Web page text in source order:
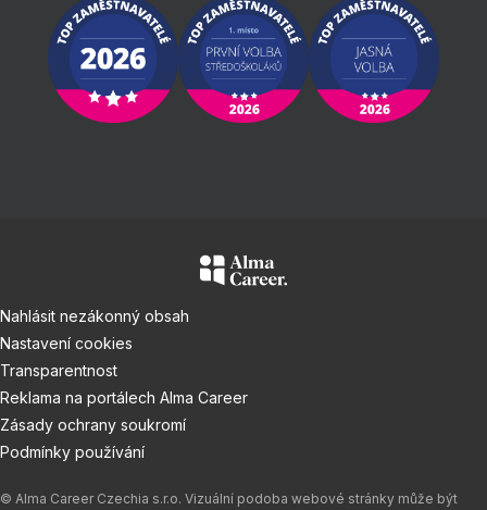
Nahlásit nezákonný obsah
Nastavení cookies
Transparentnost
Reklama na portálech Alma Career
Zásady ochrany soukromí
Podmínky používání
© Alma Career Czechia s.r.o. Vizuální podoba webové stránky může být